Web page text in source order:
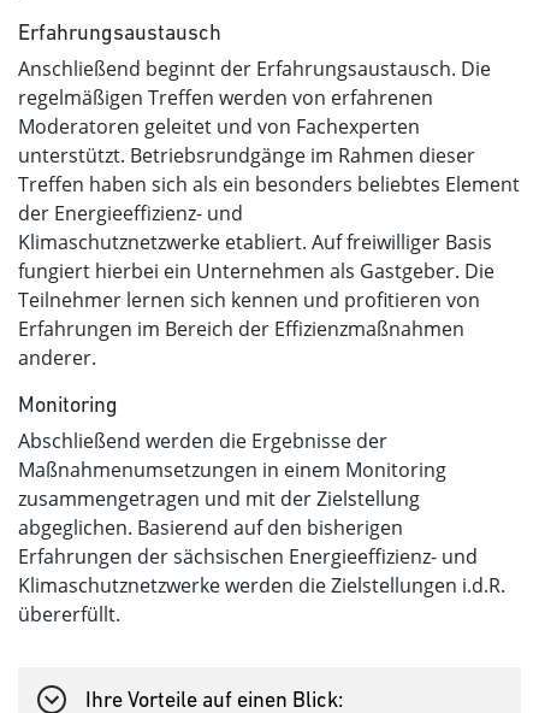
Erfahrungsaustausch
Anschließend beginnt der Erfahrungsaustausch. Die
regelmäßigen Treffen werden von erfahrenen
Moderatoren geleitet und von Fachexperten
unterstützt. Betriebsrundgänge im Rahmen dieser
Treffen haben sich als ein besonders beliebtes Element
der Energieeffizienz- und
Klimaschutznetzwerke etabliert. Auf freiwilliger Basis
fungiert hierbei ein Unternehmen als Gastgeber. Die
Teilnehmer lernen sich kennen und profitieren von
Erfahrungen im Bereich der Effizienzmaßnahmen
anderer.
Monitoring
Abschließend werden die Ergebnisse der
Maßnahmenumsetzungen in einem Monitoring
zusammengetragen und mit der Zielstellung
abgeglichen. Basierend auf den bisherigen
Erfahrungen der sächsischen Energieeffizienz- und
Klimaschutznetzwerke werden die Zielstellungen i.d.R.
übererfüllt.
Ihre Vorteile auf einen Blick: